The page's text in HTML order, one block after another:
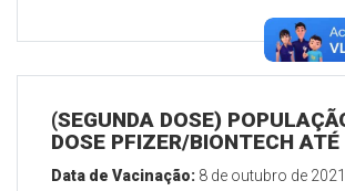
(SEGUNDA DOSE)
DOSE PFIZER/BIONTECH
Data de Vacinação: 8 de outubro de 2021